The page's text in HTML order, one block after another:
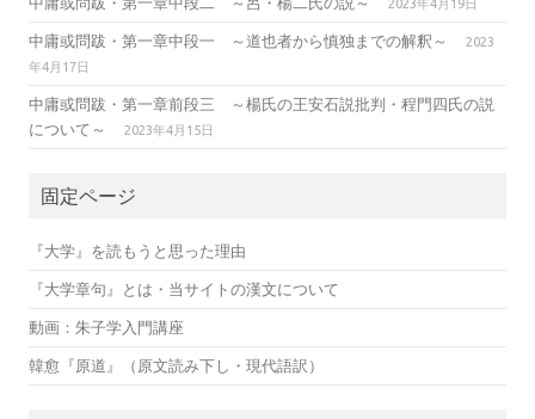
2023年4月19日
中庸或問跋・第一章中段一 ～道也者から慎独までの解釈～
2023
年4月17日
中庸或問跋・第一章前段三 ～楊氏の王安石説批判・程門四氏の説
について～
2023年4月15日
固定ページ
『大学』を読もうと思った理由
『大学章句』とは・当サイトの漢文について
動画：朱子学入門講座
韓愈『原道』（原文読み下し・現代語訳）